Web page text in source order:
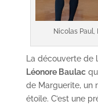
Nicolas
La découverte
Léonore Baulac
de Marguerite, un
étoile. C’est une